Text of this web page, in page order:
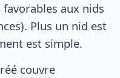
aux nids
Plus un nid est
est simple.
couvre